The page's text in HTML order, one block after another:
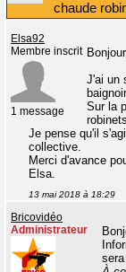
chaude
Elsa92
Membre inscrit
1 message
J'ai un
Sur la
Je pense qu'il
collective.
Merci d'avance
Elsa.
13 mai 2018 à 18:29
Bricovidéo
Administrateur